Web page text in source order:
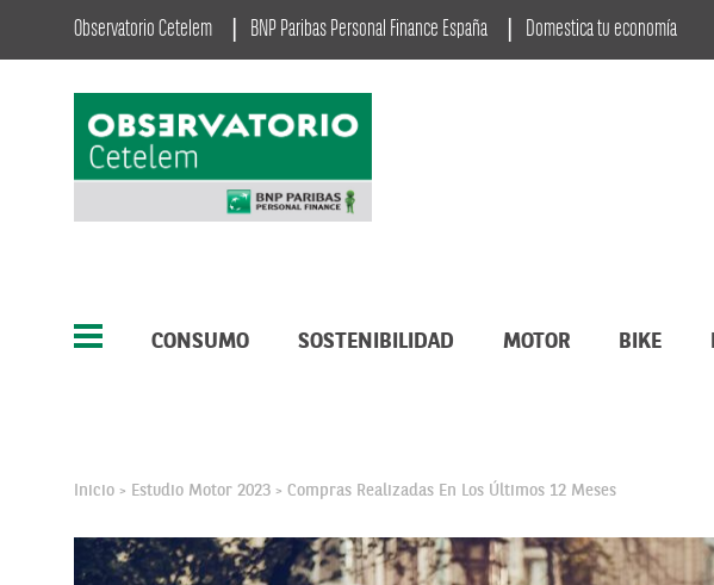
Observatorio Cetelem BNP Paribas Personal Finance España Domestica tu economía
CONSUMO SOSTENIBILIDAD MOTOR BIKE
Inicio > Estudio Motor 2023 > Compras Realizadas En Los Últimos 12 Meses